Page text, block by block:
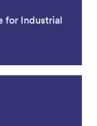
for Industrial